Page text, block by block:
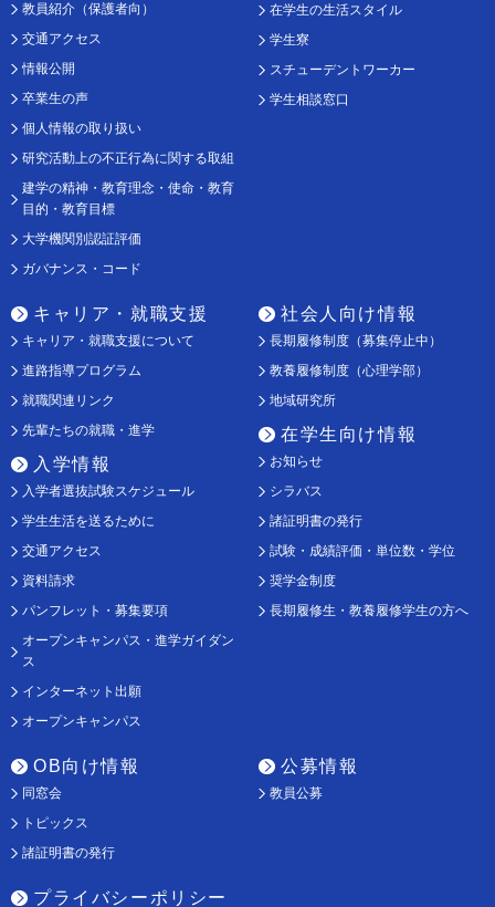
教員紹介（保護者向）
交通アクセス
情報公開
卒業生の声
個人情報の取り扱い
研究活動上の不正行為に関する取組
建学の精神・教育理念・使命・教育
目的・教育目標
大学機関別認証評価
ガバナンス・コード
在学生の生活スタイル
学生寮
スチューデントワーカー
学生相談窓口
キャリア・就職支援
キャリア・就職支援について
進路指導プログラム
就職関連リンク
先輩たちの就職・進学
入学情報
入学者選抜試験スケジュール
学生生活を送るために
交通アクセス
資料請求
パンフレット・募集要項
オープンキャンパス・進学ガイダン
ス
インターネット出願
オープンキャンパス
社会人向け情報
長期履修制度（募集停止中）
教養履修制度（心理学部）
地域研究所
在学生向け情報
お知らせ
シラバス
諸証明書の発行
試験・成績評価・単位数・学位
奨学金制度
長期履修生・教養履修学生の方へ
OB向け情報
同窓会
トピックス
諸証明書の発行
公募情報
教員公募
プライバシーポリシー